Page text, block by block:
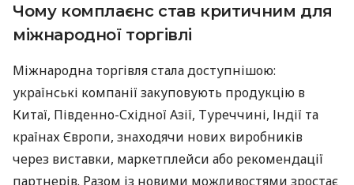
Чому комплаєнс став критичним для
міжнародної торгівлі
Міжнародна торгівля стала доступнішою:
українські компанії закуповують продукцію в
Китаї, Південно-Східної Азії, Туреччині, Індії та
країнах Європи, знаходячи нових виробників
через виставки, маркетплейси або рекомендації
партнерів. Разом із новими можливостями зростає